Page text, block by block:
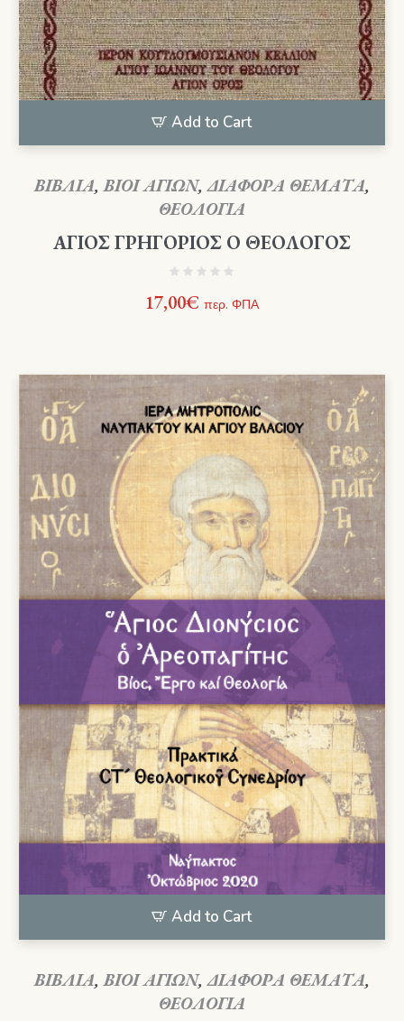
Add to Cart
ΒΙΒΛΙΑ,ΒΙΟΙ ΑΓΙΩΝ,ΔΙΑΦΟΡΑ ΘΕΜΑΤΑ,
ΘΕΟΛΟΓΙΑ
ΑΓΙΟΣ ΓΡΗΓΟΡΙΟΣ Ο ΘΕΟΛΟΓΟΣ
17,00€ περ. ΦΠΑ
Add to Cart
ΒΙΒΛΙΑ,ΒΙΟΙ ΑΓΙΩΝ,ΔΙΑΦΟΡΑ ΘΕΜΑΤΑ,
ΘΕΟΛΟΓΙΑ